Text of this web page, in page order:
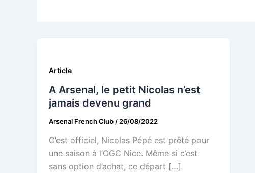
Article
A Arsenal, le petit Nicolas n’est
jamais devenu grand
Arsenal French Club / 26/08/2022
C’est officiel, Nicolas Pépé est prêté pour
une saison à l’OGC Nice. Même si c’est
sans option d’achat, ce départ […]